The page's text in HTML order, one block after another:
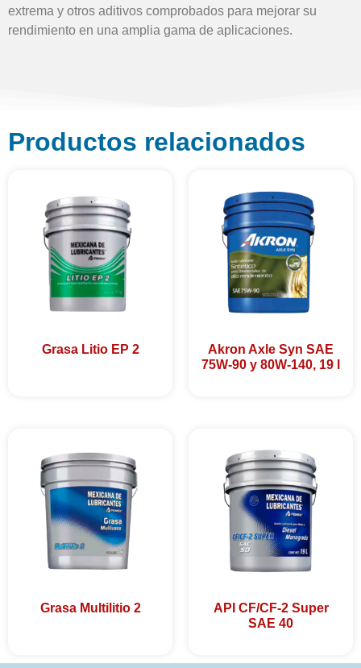
extrema y otros aditivos comprobados para mejorar su
rendimiento en una amplia gama de aplicaciones.
Productos relacionados
Grasa Litio EP 2
Akron Axle Syn SAE
75W-90 y 80W-140, 19 l
Grasa Multilitio 2
API CF/CF-2 Super
SAE 40